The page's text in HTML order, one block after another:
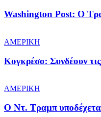
Washington Post: Ο
ΑΜΕΡΙΚΗ
Κογκρέσο: Συνδέουν
ΑΜΕΡΙΚΗ
Ο Ντ. Τραμπ